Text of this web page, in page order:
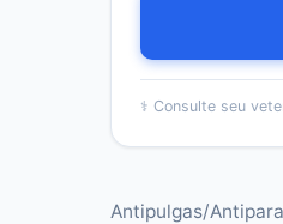
⚕️ Consulte seu
Antipulgas/